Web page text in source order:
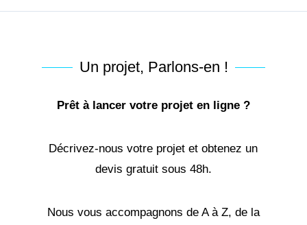
Un projet, Parlons-en !
Prêt à lancer votre projet en ligne ?
Décrivez-nous votre projet et obtenez un
devis gratuit sous 48h.
Nous vous accompagnons de A à Z, de la